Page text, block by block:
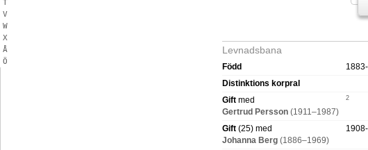
T
V
W
X
Å
Ö
Levnadsbana
Född
Distinktions korpral
Gift med
Gertrud Persson (1911–1987)
2
Gift (25) med
Johanna Berg (1886–1969)